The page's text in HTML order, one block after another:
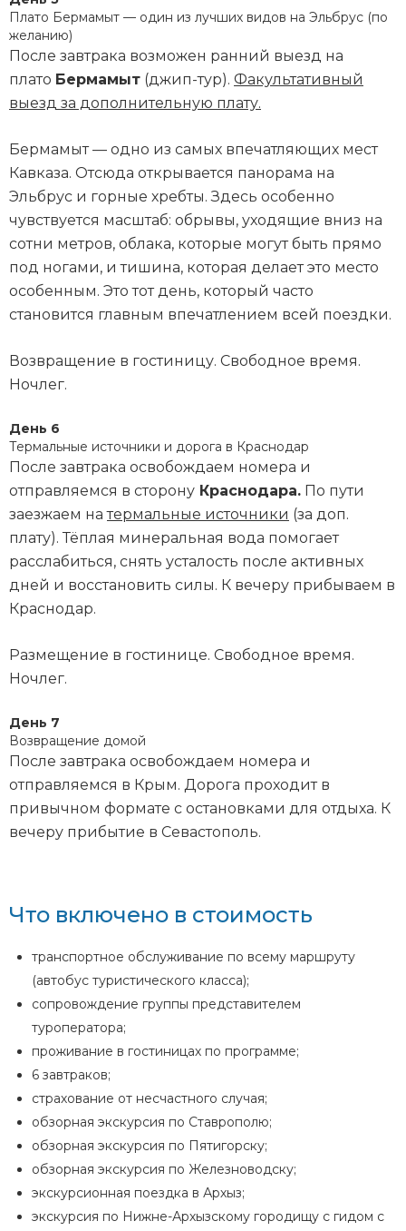
Плато Бермамыт — один из лучших видов на Эльбрус (по
желанию)
После завтрака возможен ранний выезд на
плато Бермамыт (джип-тур). Факультативный
выезд за дополнительную плату.
Бермамыт — одно из самых впечатляющих мест
Кавказа. Отсюда открывается панорама на
Эльбрус и горные хребты. Здесь особенно
чувствуется масштаб: обрывы, уходящие вниз на
сотни метров, облака, которые могут быть прямо
под ногами, и тишина, которая делает это место
особенным. Это тот день, который часто
становится главным впечатлением всей поездки.
Возвращение в гостиницу. Свободное время.
Ночлег.
День 6
Термальные источники и дорога в Краснодар
После завтрака освобождаем номера и
отправляемся в сторону Краснодара. По пути
заезжаем натермальные источники (за доп.
плату). Тёплая минеральная вода помогает
расслабиться, снять усталость после активных
дней и восстановить силы. К вечеру прибываем в
Краснодар.
Размещение в гостинице. Свободное время.
Ночлег.
День 7
Возвращение домой
После завтрака освобождаем номера и
отправляемся в Крым. Дорога проходит в
привычном формате с остановками для отдыха. К
вечеру прибытие в Севастополь.
Что включено в стоимость
транспортное обслуживание по всему маршруту
(автобус туристического класса);
сопровождение группы представителем
туроператора;
проживание в гостиницах по программе;
6 завтраков;
страхование от несчастного случая;
обзорная экскурсия по Ставрополю;
обзорная экскурсия по Пятигорску;
обзорная экскурсия по Железноводску;
экскурсионная поездка в Архыз;
экскурсия по Нижне-Архызскому городищу с гидом с